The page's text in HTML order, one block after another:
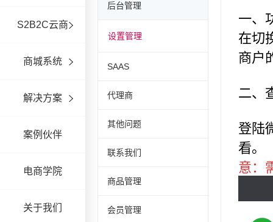
S2B2C云商
商城系统
解决方案
案例伙伴
电商学院
关于我们
后台管理
设置管理
SAAS
代理商
其他问题
联系我们
商品管理
会员管理